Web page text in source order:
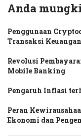
Anda
Penggunaan
Transaksi Keuangan
Revolusi
Mobile Banking
Pengaruh Inflasi
Peran
Ekonomi dan